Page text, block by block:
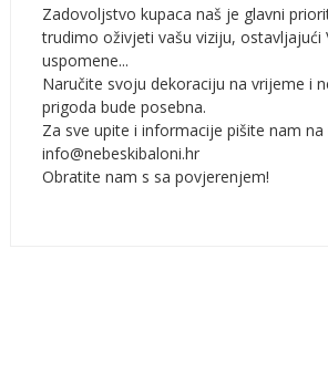
Zadovoljstvo kupaca naš je glavni
trudimo oživjeti vašu viziju, ostavljajući
uspomene...
Naručite svoju dekoraciju na vrijeme i
prigoda bude posebna.
Za sve upite i informacije pišite nam na
info@nebeskibaloni.hr
Obratite nam s sa povjerenjem!